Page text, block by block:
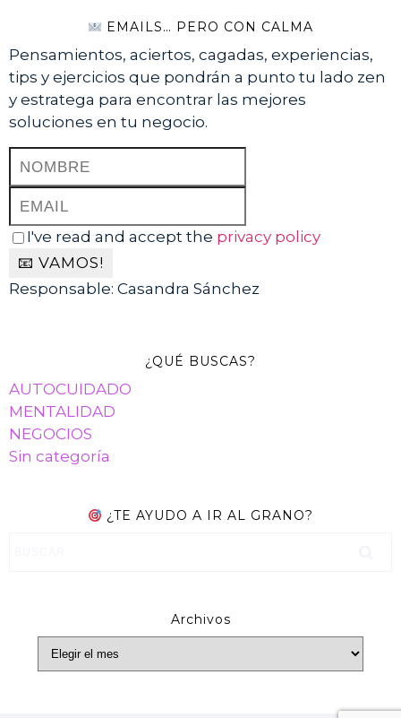
EMAILS… PERO CON CALMA
Pensamientos, aciertos, cagadas, experiencias,
tips y ejercicios que pondrán a punto tu lado zen
y estratega para encontrar las mejores
soluciones en tu negocio.
I've read and accept the privacy policy
Responsable: Casandra Sánchez
¿QUÉ BUSCAS?
AUTOCUIDADO
MENTALIDAD
NEGOCIOS
Sin categoría
¿TE AYUDO A IR AL GRANO?
Archivos